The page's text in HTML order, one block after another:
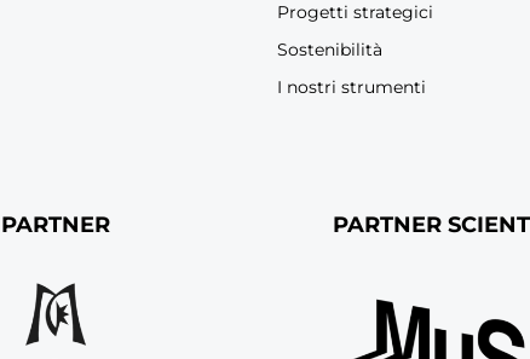
Progetti strategici
Sostenibilità
I nostri strumenti
PARTNER PARTNER